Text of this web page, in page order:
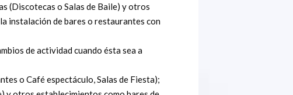
(Discotecas o Salas de Baile) y otros
instalación de bares o restaurantes con
de actividad cuando ésta sea a
o Café espectáculo, Salas de Fiesta);